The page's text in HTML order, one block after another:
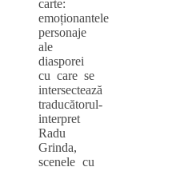
carte:
emoționantele
personaje
ale
diasporei
cu care se
intersectează
traducătorul-
interpret
Radu
Grinda,
scenele cu